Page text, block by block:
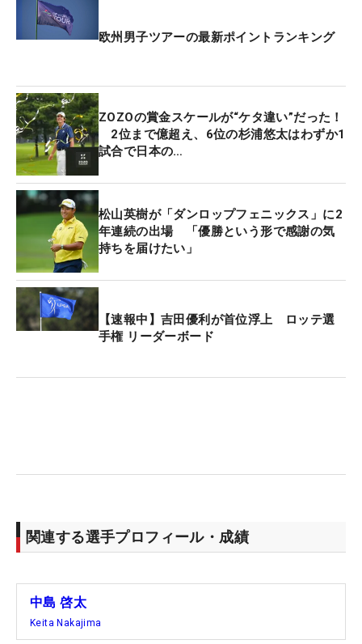
欧州男子ツアーの最新ポイントランキング
ZOZOの賞金スケールが“ケタ違い”だった！
2位まで億超え、6位の杉浦悠太はわずか1
試合で日本の…
松山英樹が「ダンロップフェニックス」に2
年連続の出場 「優勝という形で感謝の気
持ちを届けたい」
【速報中】吉田優利が首位浮上 ロッテ選
手権 リーダーボード
関連する選手プロフィール・成績
中島 啓太
Keita Nakajima